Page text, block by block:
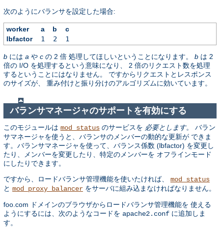
次のようにバランサを設定した場合:
worker a b
c
lbfactor
1 2 1
b には a や c の 2 倍 処理してほしいということになります。 b は 2
倍の I/O を処理するという意味になり、 2 倍のリクエスト数を処理
するということにはなりません。 ですからリクエストとレスポンス
のサイズが、 重み付けと振り分けのアルゴリズムに効いています。
バランサマネージャのサポートを有効にする
このモジュールは mod_status のサービスを 必要とします。 バラン
サマネージャを使うと、バランサのメンバーの動的な更新が できま
す。バランサマネージャを使って、バランス係数 (lbfactor) を変更し
たり、メンバーを変更したり、特定のメンバーを オフラインモード
にしたりできます。
ですから、ロードバランサ管理機能を使いたければ、 mod_status
と mod_proxy_balancer をサーバに組み込まなければなりません。
foo.com ドメインのブラウザからロードバランサ管理機能を 使える
ようにするには、次のようなコードを apache2.conf に追加しま
す。